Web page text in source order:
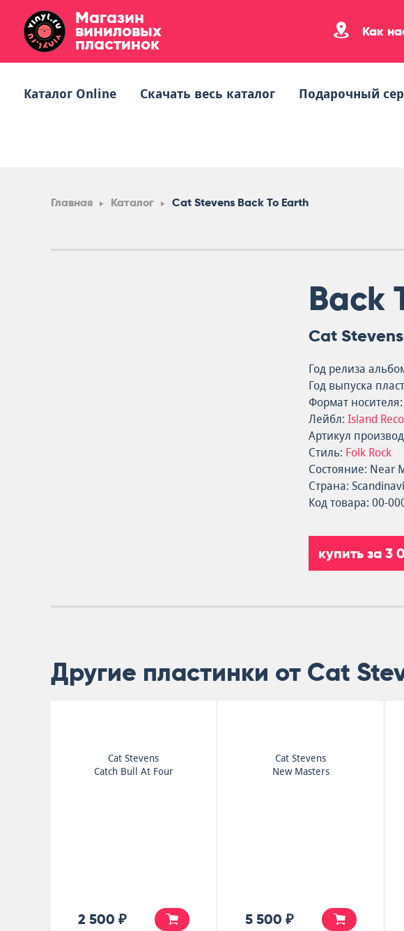
Магазин
виниловых
пластинок
Как
Каталог Online Скачать весь каталог Подарочный
Главная Каталог Cat Stevens Back To Earth
Back
Cat Stevens
Год релиза
Год выпуска
Формат носителя:
Лейбл: Island
Артикул
Стиль: Folk Rock
Состояние: Near
Страна:
Код товара: 00-
купить за 3
Другие пластинки от Cat
Cat Stevens
Catch Bull At Four
2 500 ₽
Cat Stevens
New Masters
5 500 ₽